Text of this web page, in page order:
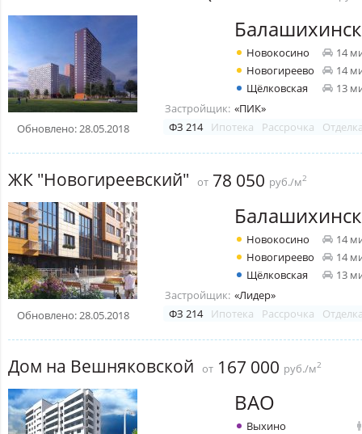
Обновлено: 28.05.2018
Новокосино
14
Новогиреево
14
Щёлковская
13
Застройщик: «ПИК»
ФЗ 214
Ипотека Рассрочка
ЖК "Новогиреевский" от 78 050 руб./м2
Обновлено: 28.05.2018
Новокосино
14
Новогиреево
14
Щёлковская
13
Застройщик: «Лидер»
ФЗ 214
Ипотека Рассрочка
Дом на Вешняковской от 167 000 руб./м2
ВАО
Выхино